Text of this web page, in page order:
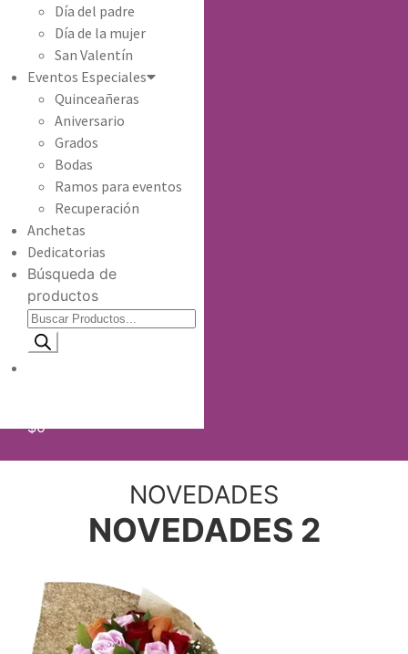
Día del padre
Día de la mujer
San Valentín
Eventos Especiales
Quinceañeras
Aniversario
Grados
Bodas
Ramos para eventos
Recuperación
Anchetas
Dedicatorias
Búsqueda de
productos
$0
NOVEDADES
NOVEDADES 2